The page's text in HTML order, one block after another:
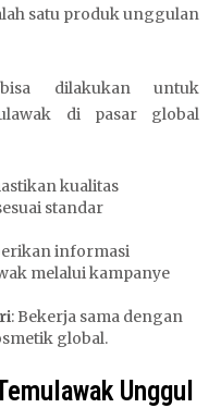
satu produk unggulan
dilakukan untuk
di pasar global
kualitas
standar
informasi
melalui kampanye
: Bekerja sama dengan
global.
Unggul